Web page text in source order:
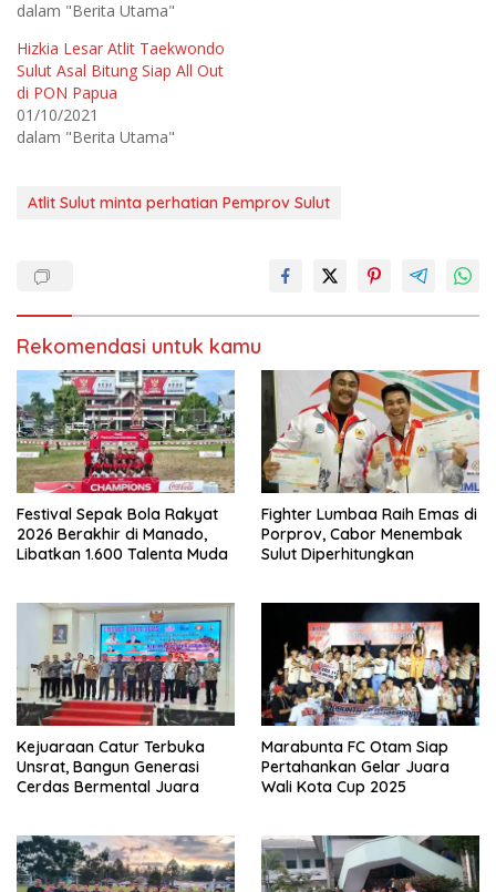
a
d
T
w
i
t
t
e
r
(
u
d
l
a
a
n
g
b
a
r
u
)
a
n
i
F
a
c
e
o
m
e
d
e
a
y
a
n
g
b
a
r
u
)
dalam "Berita Utama"
Hizkia Lesar Atlit Taekwondo
Sulut Asal Bitung Siap All Out
di PON Papua
01/10/2021
dalam "Berita Utama"
Atlit Sulut minta perhatian Pemprov Sulut
Rekomendasi untuk kamu
Festival Sepak Bola Rakyat
2026 Berakhir di Manado,
Libatkan 1.600 Talenta Muda
Fighter Lumbaa Raih Emas di
Porprov, Cabor Menembak
Sulut Diperhitungkan
Kejuaraan Catur Terbuka
Unsrat, Bangun Generasi
Cerdas Bermental Juara
Marabunta FC Otam Siap
Pertahankan Gelar Juara
Wali Kota Cup 2025